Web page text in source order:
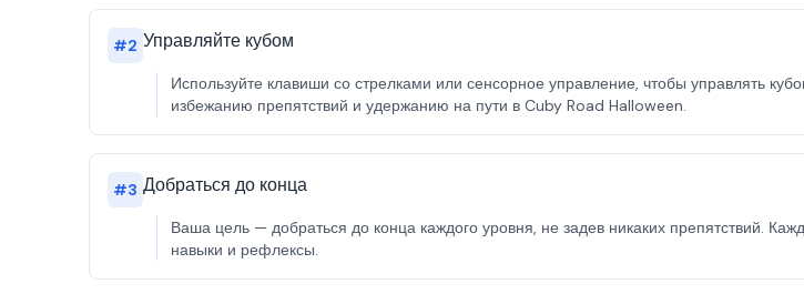
#2 Управляйте кубом
Используйте клавиши со стрелками или сенсорное управление, чтобы управлять
избежанию препятствий и удержанию на пути в Cuby Road Halloween.
#3 Добраться до конца
Ваша цель — добраться до конца каждого уровня, не задев никаких препятствий.
навыки и рефлексы.